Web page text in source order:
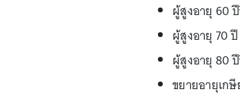
ผู้สูงอายุ 60
ผู้สูงอายุ 70
ผู้สูงอายุ 80
ขยายอายุเก